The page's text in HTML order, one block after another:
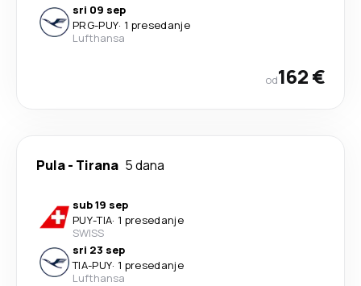
sri 09 sep
PRG-PUY· 1 presedanje
Lufthansa
od162 €
Pula- Tirana 5 dana
sub 19 sep
PUY-TIA· 1 presedanje
SWISS
sri 23 sep
TIA-PUY· 1 presedanje
Lufthansa